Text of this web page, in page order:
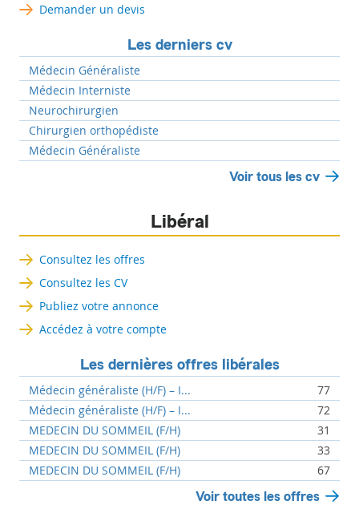
Demander un devis
Les derniers cv
Médecin Généraliste
Médecin Interniste
Neurochirurgien
Chirurgien orthopédiste
Médecin Généraliste
Voir tous les cv
Libéral
Consultez les offres
Consultez les CV
Publiez votre annonce
Accédez à votre compte
Les dernières offres libérales
Médecin généraliste (H/F) – I...
77
Médecin généraliste (H/F) – I...
72
MEDECIN DU SOMMEIL (F/H)
31
MEDECIN DU SOMMEIL (F/H)
33
MEDECIN DU SOMMEIL (F/H)
67
Voir toutes les offres